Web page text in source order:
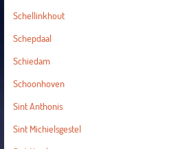
Schellinkhout
Schepdaal
Schiedam
Schoonhoven
Sint Anthonis
Sint Michielsgestel